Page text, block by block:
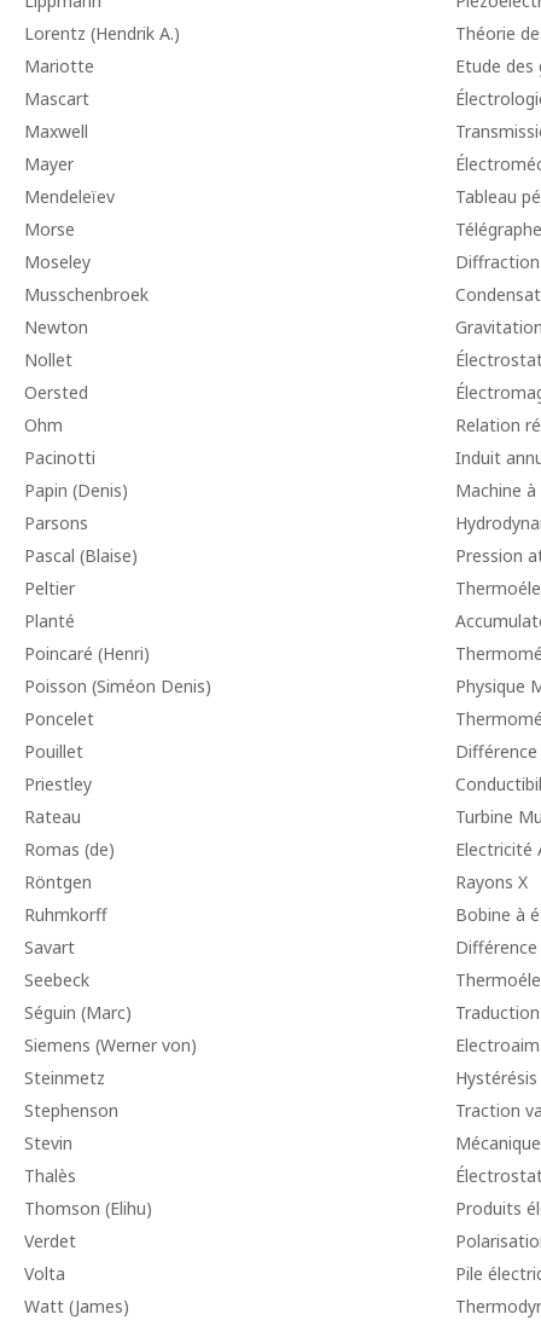
Lorentz (Hendrik A.)
Théorie
Mariotte
Etude des
Mascart
Maxwell
Mayer
Mendeleïev
Tableau
Morse
Moseley
Diffraction
Musschenbroek
Newton
Nollet
Oersted
Ohm
Relation
Pacinotti
Induit
Papin (Denis)
Machine à
Parsons
Pascal (Blaise)
Pression
Peltier
Planté
Poincaré (Henri)
Poisson (Siméon Denis)
Physique
Poncelet
Pouillet
Priestley
Rateau
Turbine
Romas (de)
Electricité
Röntgen
Rayons X
Ruhmkorff
Bobine à
Savart
Seebeck
Séguin (Marc)
Siemens (Werner von)
Steinmetz
Hystérésis
Stephenson
Traction
Stevin
Thalès
Thomson (Elihu)
Produits
Verdet
Volta
Pile
Watt (James)